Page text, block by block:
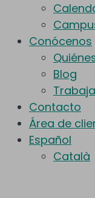
Conócenos
Blog
Contacto
Área de
Español
Català